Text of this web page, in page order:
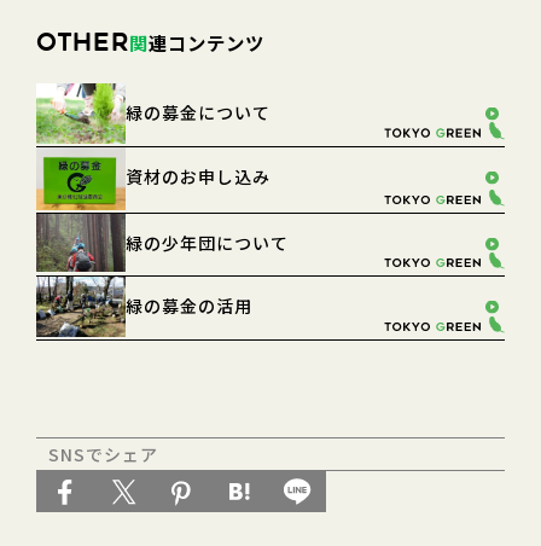
OTHER関連コンテンツ
緑の募金について
資材のお申し込み
緑の少年団について
緑の募金の活用
SNSでシェア